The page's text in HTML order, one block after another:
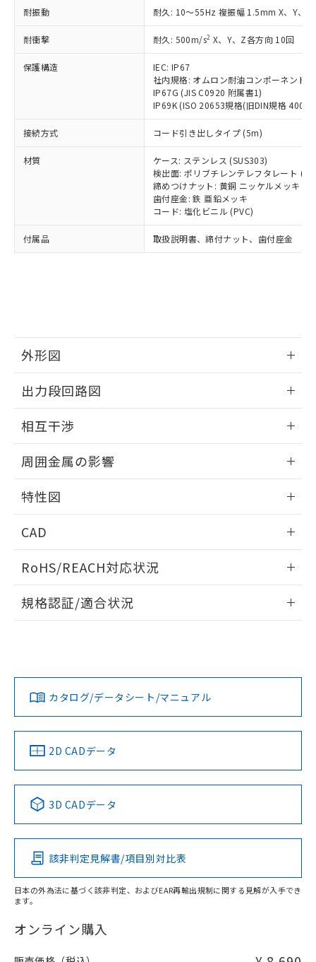
耐振動 耐久: 10～55Hz 複振幅 1.5mm X、Y、Z
耐衝撃 耐久: 500m/s2 X、Y、Z各方向 10回
保護構造
IEC: IP67
社内規格: オムロン耐油コンポーネント
IP67G (JIS C0920 附属書1)
IP69K (ISO 20653規格(旧DIN規格
接続方式 コード引き出しタイプ (5m)
材質
ケース: ステンレス (SUS303)
検出面: ポリブチレンテレフタレート
締めつけナット: 黄銅 ニッケルメッキ
歯付座金: 鉄 亜鉛メッキ
コード: 塩化ビニル (PVC)
付属品 取扱説明書、締付ナット、歯付座金
外形図
外形図
出力段回路図
出力段回路図
タイムチャート
相互干渉
相互干渉
A: 80mm以上、B: 60mm以上
周囲金属の影響
周囲金属の影響
上、n: 24mm以上
特性図
検出物体の大きさと材質による影響
検出領域
CAD
ドすることができます。
ログイン/会員登録
ダウンロードデータをご利用いただく前に、以下を必ずお読
みください。
ソフトウェアの使用条件
RoHS/REACH対応状況
EU RoHS 注意事項・凡例
対応済み
中国 RoHS 注意事項・凡例
Pb Hg Cd Cr(VI)
O
在庫等で未対応品が混在する可能性があります。
問い合わせください。
規格認証/適合状況
LR型式承認
（イギリス
船舶規格）
DNV型式承認
（ノルウェー
BV型式承認
（フランス
KR型式
（韓国
No No No No
この製品の規格認証/適合状況ページへ
その他の認証はこちらのページからご検索ください
カタログ/データシート/マニュアル
2D CADデータ
3D CADデータ
該非判定見解書/項目別対比表
日本の外為法に基づく該非判定、およびEAR再輸出規制に関する見解が入手でき
ます。
オンライン購入
タに基づき作成されるものであり、閲
覧された時点での実際の在庫および標
準価格とは異なる場合があることをご
了承ください。
正式な納期状況および標準価格はお客
様のお取引先、またはお客様担当のオ
ムロン制御機器販売店・当社販売員に
ご相談ください。
オムロン制御機器販売店や当社販売拠
販売ネットワーク
」をご確認
在庫状況および標準価格結果を当社の
事前の承諾なく第三者に漏洩または開
示しないようお願いします。
マイパーツ機能（部品リスト作成サー
ビス）をご利用いただくには、I-Web
メンバーズにご登録されている必要が
引・商談に必要な範囲で利用すること
※当社の共同利用者とは、"個人情報
の共同利用に関して"
用者の範囲」に記載されている法人を
*EU RoHS指令（10物質）：
鉛(Pb) 1000ppm以下、 水銀(Hg) 1000ppm以下、 カド
ミウム(Cd) 100ppm以下、
六価クロム(Cr(Ⅵ)) 1000ppm以下、ポリ臭化ビフェニル
ル) (DEHP)(別名：DOP) 1000ppm以下、フタル酸ブチ
ルベンジル（BBP） 1000ppm以下、フタル酸ジブチル
（DBP） 1000ppm以下、フタル酸ジイソブチル
但し、RoHS指令で産業用監視および制御機器に対する
フタル酸エステル類の４物質については閾値を超える意
図的な使用がないことを確認しています。
部品在庫の切り替え状況などにより、予定
月が前後することがあります。
とができます。
EU RoHS指令（10物質）の非含有証明書
※本証明書は発行日時点で非含有を証明す
るもので、過去に遡って非含有を証明する
ものではありません。
物質の対応では、対応完了までの期間は出
荷製品に未対応品が混在することから備考
欄に対応日を記載しておりました。
既に当社にて対応品への在庫切替を完了
していることから、特段のことがない限
*中国RoHS10物質の基準値 (GB/T26572)：
Pb(鉛) :1000ppm、 Hg(水銀) : 1000ppm、 Cd(カドミウ
Cr(Ⅵ)(六価クロム) : 1000ppm、 PBBs(ポリ臭化ビフェ
ニル類) : 1000ppm、 PBDEs(ポリ臭化ジフェニルエーテ
ル類) : 1000ppm、
DBP(フタル酸ジブチル) : 1000ppm、 DIBP(フタル酸ジ
イソブチル) : 1000ppm、 BBP(フタル酸ブチルベンジ
DEHP(フタル酸ビス(2-エチルヘキシル)) : 1000ppm
※2 環境保護使用期限
「ｅ」：有害物質（10物質）のすべてが基
準値以下であることを示します。
「10」：通常の使用状況下において有害物
質が外部に漏えいし、環境に深刻な影響を
及ぼさない年数を意味します。
または国外への提供する場合は、日本
国政府の輸出許可(または役務取引許
可)を取得するなどの必要な手続きを
当社は規制貨物を破棄する場合は、完
全に破砕するなど、違法に輸出されな
いよう必要な手段を講じます。
当社は貴社製品を、核兵器、ミサイ
ル、化学兵器、生物兵器またはその他
武器並びにこれらの製造装置等に一切
使用いたしません。
当社は、貴社製品を第三者に販売する
場合は、上記1、2および3の内容を当
該第三者に通知します。また当社は、
販売先および販売に係わる関係者が違
法に輸出するおそれがある場合は、取
り引きをいたしません。
合意する キャンセル
一定数以上の在庫あり
一定数には満たないが在庫あり
在庫なし(最新の在庫状況につ
いては、お客様のお取引先、ま
たはお客様担当のオムロン制御
機器販売店・当社販売員にご確
認ください)
受注生産機種、また在庫状況の
情報を公開していない機種